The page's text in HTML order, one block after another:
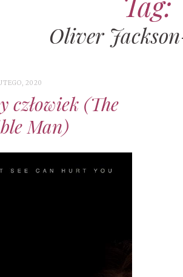
Oliver
2020
człowiek (The
Man)